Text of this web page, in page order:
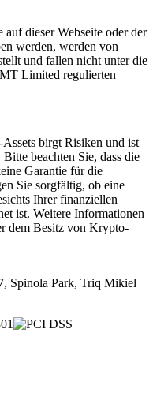
dieser Webseite oder der
werden, werden von
und fallen nicht unter die
Limited regulierten
birgt Risiken und ist
beachten Sie, dass die
Garantie für die
Sie sorgfältig, ob eine
Ihrer finanziellen
ist. Weitere Informationen
dem Besitz von Krypto-
Spinola Park, Triq Mikiel